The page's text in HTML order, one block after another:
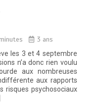
3 ans
les 3 et 4 septembre
n’a donc rien voulu
aux nombreuses
aux rapports
risques psychosociaux